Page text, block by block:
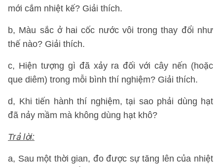
mới cắm nhiệt kế? Giải thích.
b, Màu sắc ở hai cốc nước vôi trong thay đổi như
thế nào? Giải thích.
c, Hiện tượng gì đã xảy ra đối với cây nến (hoặc
que diêm) trong mỗi bình thí nghiệm? Giải thích.
d, Khi tiến hành thí nghiệm, tại sao phải dùng hạt
đã nảy mầm mà không dùng hạt khô?
Trả lời:
a, Sau một thời gian, đo được sự tăng lên của nhiệt